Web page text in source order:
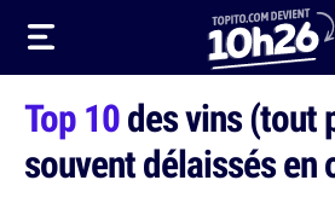
Top 10des vins (tout
souvent délaissés en